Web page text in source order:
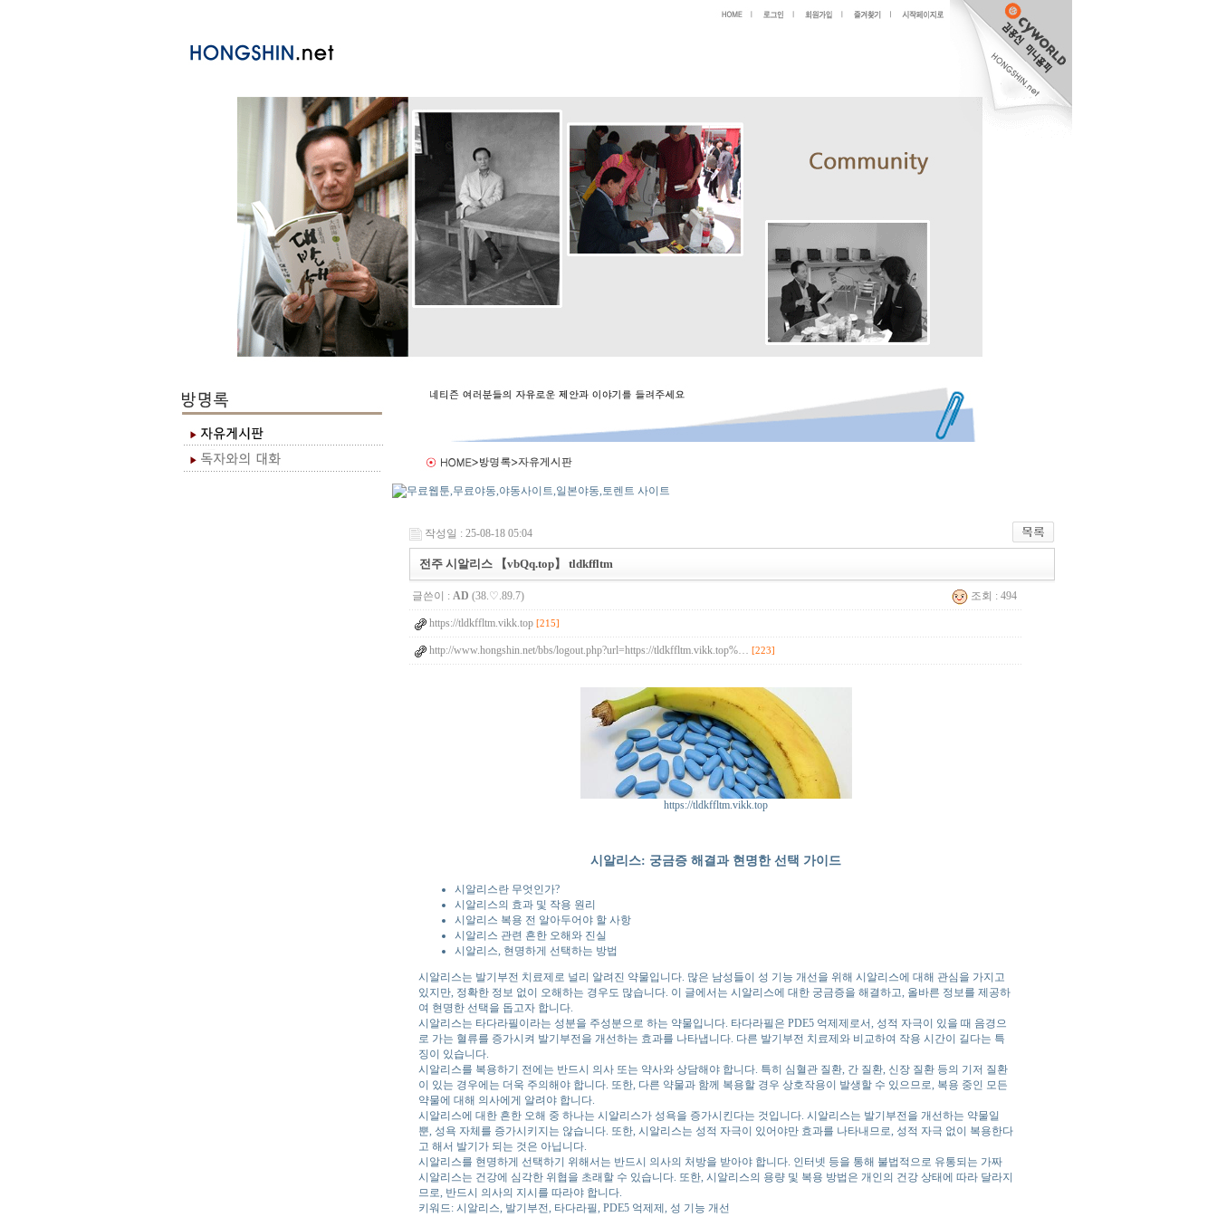
작성일 : 25-08-18 05:04
전주 시알리스 【vbQq.top】 tldkffltm
글쓴이 : AD (38.♡.89.7) 조회 : 494
https://tldkffltm.vikk.top [215]
http://www.hongshin.net/bbs/logout.php?url=https://tldkffltm.vikk.top%… [223]
https://tldkffltm.vikk.top
시알리스: 궁금증 해결과 현명한 선택 가이드
시알리스란 무엇인가?
시알리스의 효과 및 작용 원리
시알리스 복용 전 알아두어야 할 사항
시알리스 관련 흔한 오해와 진실
시알리스, 현명하게 선택하는 방법
시알리스는 발기부전 치료제로 널리 알려진 약물입니다. 많은 남성들이 성 기능 개선을 위해 시알리스에 대해 관심을 가지고
있지만, 정확한 정보 없이 오해하는 경우도 많습니다. 이 글에서는 시알리스에 대한 궁금증을 해결하고, 올바른 정보를 제공하
여 현명한 선택을 돕고자 합니다.
시알리스는 타다라필이라는 성분을 주성분으로 하는 약물입니다. 타다라필은 PDE5 억제제로서, 성적 자극이 있을 때 음경으
로 가는 혈류를 증가시켜 발기부전을 개선하는 효과를 나타냅니다. 다른 발기부전 치료제와 비교하여 작용 시간이 길다는 특
징이 있습니다.
시알리스를 복용하기 전에는 반드시 의사 또는 약사와 상담해야 합니다. 특히 심혈관 질환, 간 질환, 신장 질환 등의 기저 질환
이 있는 경우에는 더욱 주의해야 합니다. 또한, 다른 약물과 함께 복용할 경우 상호작용이 발생할 수 있으므로, 복용 중인 모든
약물에 대해 의사에게 알려야 합니다.
시알리스에 대한 흔한 오해 중 하나는 시알리스가 성욕을 증가시킨다는 것입니다. 시알리스는 발기부전을 개선하는 약물일
뿐, 성욕 자체를 증가시키지는 않습니다. 또한, 시알리스는 성적 자극이 있어야만 효과를 나타내므로, 성적 자극 없이 복용한다
고 해서 발기가 되는 것은 아닙니다.
시알리스를 현명하게 선택하기 위해서는 반드시 의사의 처방을 받아야 합니다. 인터넷 등을 통해 불법적으로 유통되는 가짜
시알리스는 건강에 심각한 위협을 초래할 수 있습니다. 또한, 시알리스의 용량 및 복용 방법은 개인의 건강 상태에 따라 달라지
므로, 반드시 의사의 지시를 따라야 합니다.
키워드: 시알리스, 발기부전, 타다라필, PDE5 억제제, 성 기능 개선